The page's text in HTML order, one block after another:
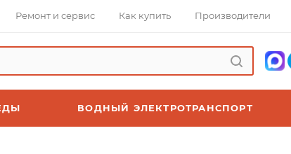
Ремонт и сервис Как купить Производители
ВОДНЫЙ ЭЛЕКТРОТРАНСПОРТ